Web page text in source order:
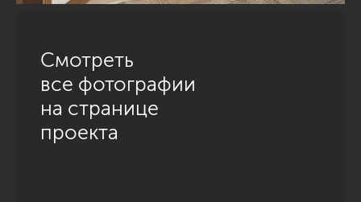
Смотреть
все фотографии
на странице
проекта